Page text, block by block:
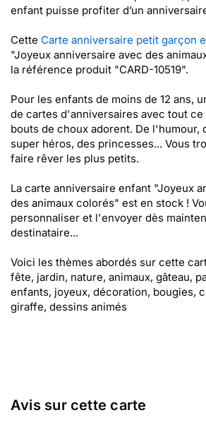
enfant puisse profiter d’un
Cette Carte anniversaire petit garçon
"Joyeux anniversaire avec des
la référence produit "CARD-10519".
Pour les enfants de moins de 12 ans,
de cartes d'anniversaires avec tout
bouts de choux adorent. De l'humour,
super héros, des princesses... Vous
faire rêver les plus petits.
La carte anniversaire enfant "Joyeux
des animaux colorés" est en stock !
personnaliser et l'envoyer dès
destinataire...
Voici les thèmes abordés sur cette
fête, jardin, nature, animaux, gâteau,
enfants, joyeux, décoration, bougies,
giraffe, dessins animés
Avis sur cette carte